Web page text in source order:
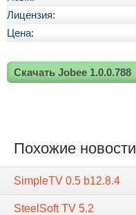
Лицензия:
Цена:
Скачать Jobee 1.0.0.788
Похожие новости
SimpleTV 0.5 b12.8.4
SteelSoft TV 5.2